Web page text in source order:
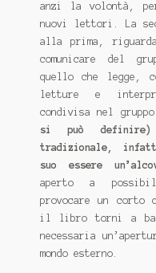
anzi la volontà,
nuovi lettori. La
alla prima,
comunicare del
quello che legge,
letture e
condivisa nel
si può
tradizionale,
suo essere
aperto a possibili
provocare un
il libro torni a
necessaria
mondo esterno.